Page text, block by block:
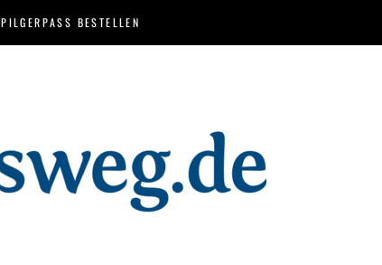
PILGERPASS BESTELLEN